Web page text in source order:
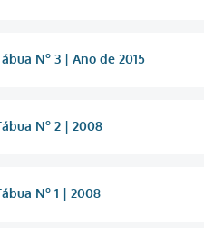
Nº 3 | Ano de 2015
Nº 2 | 2008
Nº 1 | 2008